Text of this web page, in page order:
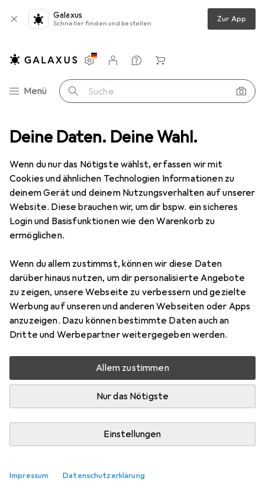
Deine Daten. Deine Wahl.
Wenn du nur das Nötigste wählst, erfassen wir mit
Cookies und ähnlichen Technologien Informationen zu
deinem Gerät und deinem Nutzungsverhalten auf unserer
Website. Diese brauchen wir, um dir bspw. ein sicheres
Login und Basisfunktionen wie den Warenkorb zu
ermöglichen.
Wenn du allem zustimmst, können wir diese Daten
darüber hinaus nutzen, um dir personalisierte Angebote
zu zeigen, unsere Webseite zu verbessern und gezielte
Werbung auf unseren und anderen Webseiten oder Apps
anzuzeigen. Dazu können bestimmte Daten auch an
Dritte und Werbepartner weitergegeben werden.
Allem zustimmen
Nur das Nötigste
Einstellungen
Impressum Datenschutzerklärung
Galaxus
Schneller finden und bestellen Zur App
Navigation nach Kategorien
Menü Suche
Einstellungen
Kundenkonto
Vergleichslisten
Merklisten
Warenkorb
Jagdflugzeug Produktbewertungen Sehr schön von Lego.
EUR
61,22
LEGO
Flucht vor dem Jagdflugzeug
77012, LEGO Indiana Jones
Bewertung für LEGO Flucht vor dem
Jagdflugzeug
spanbike
vor 2 Jahren
0
hat dieses Produkt gekauft
Sehr schön von Lego.
Sehr tolles Geschenk für die kleinen Enkelkinder.
ProAltersangabe stimmt gut.
Kommentieren